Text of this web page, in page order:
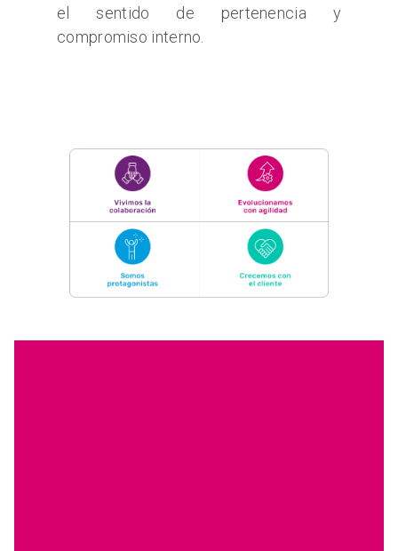
el sentido de pertenencia y
compromiso interno.